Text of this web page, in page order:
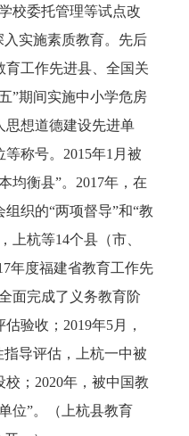
校委托管理等试点改
入实施素质教育。先后
育工作先进县、全国关
”期间实施中小学危房
思想道德建设先进单
称号。2015年1月被
均衡县”。2017年，在
织的“两项督导”和“教
上杭等14个县（市、
年度福建省教育工作先
面完成了义务教育阶
验收；2019年5月，
导评估，上杭一中被
；2020年，被中国教
位”。（上杭县教育